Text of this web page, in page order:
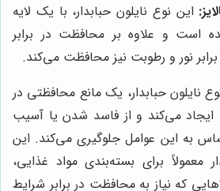
این نوع نایلون حبابدار، با یک لایه
است و علاوه بر محافظت در برابر
برابر نور و رطوبت نیز محافظت می‌کند.
نایلون حبابدار، یک مانع محافظتی در
ایجاد می‌کند و از فاسد شدن یا آسیب
به این عوامل جلوگیری می‌کند. این
معمولاً برای بسته‌بندی مواد غذایی،
که نیاز به محافظت در برابر شرایط